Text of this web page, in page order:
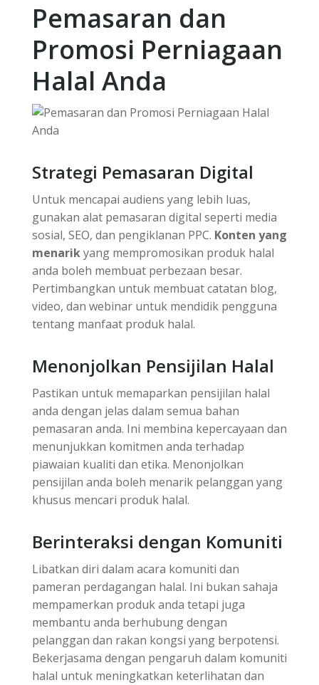
Pemasaran dan
Promosi Perniagaan
Halal Anda
Strategi Pemasaran Digital
Untuk mencapai audiens yang lebih luas,
gunakan alat pemasaran digital seperti media
sosial, SEO, dan pengiklanan PPC. Konten yang
menarikyang mempromosikan produk halal
anda boleh membuat perbezaan besar.
Pertimbangkan untuk membuat catatan blog,
video, dan webinar untuk mendidik pengguna
tentang manfaat produk halal.
Menonjolkan Pensijilan Halal
Pastikan untuk memaparkan pensijilan halal
anda dengan jelas dalam semua bahan
pemasaran anda. Ini membina kepercayaan dan
menunjukkan komitmen anda terhadap
piawaian kualiti dan etika. Menonjolkan
pensijilan anda boleh menarik pelanggan yang
khusus mencari produk halal.
Berinteraksi dengan Komuniti
Libatkan diri dalam acara komuniti dan
pameran perdagangan halal. Ini bukan sahaja
mempamerkan produk anda tetapi juga
membantu anda berhubung dengan
pelanggan dan rakan kongsi yang berpotensi.
Bekerjasama dengan pengaruh dalam komuniti
halal untuk meningkatkan keterlihatan dan